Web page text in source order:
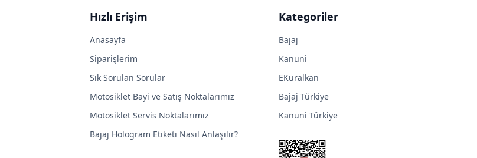
Hızlı Erişim
Anasayfa
Siparişlerim
Sık Sorulan Sorular
Motosiklet Bayi ve Satış Noktalarımız
Motosiklet Servis Noktalarımız
Bajaj Hologram Etiketi Nasıl Anlaşılır?
Kategoriler
Bajaj
Kanuni
EKuralkan
Bajaj Türkiye
Kanuni Türkiye